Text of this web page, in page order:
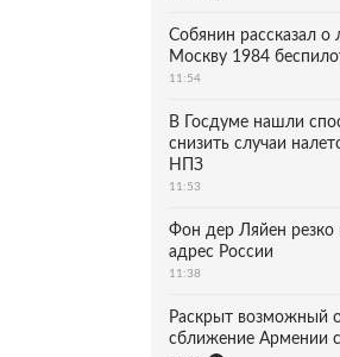
Собянин рассказал о
Москву 1984
11:54
В Госдуме нашли
снизить случаи
НПЗ
11:53
Фон дер Ляйен резко
адрес России
11:38
Раскрыт возможный
сближение Армении